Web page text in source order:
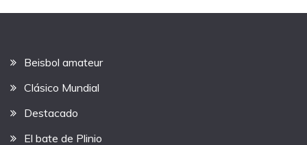
Beisbol amateur
Clásico Mundial
Destacado
El bate de Plinio